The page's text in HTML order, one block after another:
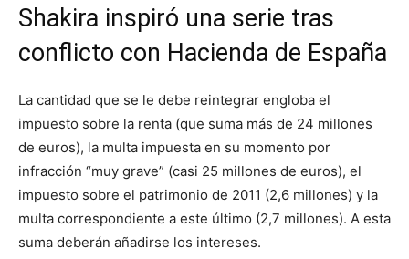
Shakira inspiró una serie tras
conflicto con Hacienda de España
La cantidad que se le debe reintegrar engloba el
impuesto sobre la renta (que suma más de 24 millones
de euros), la multa impuesta en su momento por
infracción “muy grave” (casi 25 millones de euros), el
impuesto sobre el patrimonio de 2011 (2,6 millones) y la
multa correspondiente a este último (2,7 millones). A esta
suma deberán añadirse los intereses.